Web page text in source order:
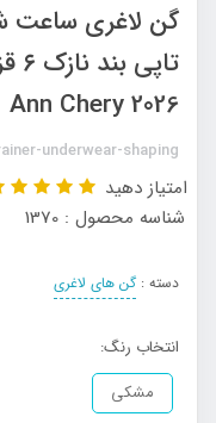
گن لاغری ساعت
Ann Chery 2026
underwear-shaping
امتیاز دهید
شناسه محصول : 1370
دسته : گن های لاغری
انتخاب رنگ:
مشکی